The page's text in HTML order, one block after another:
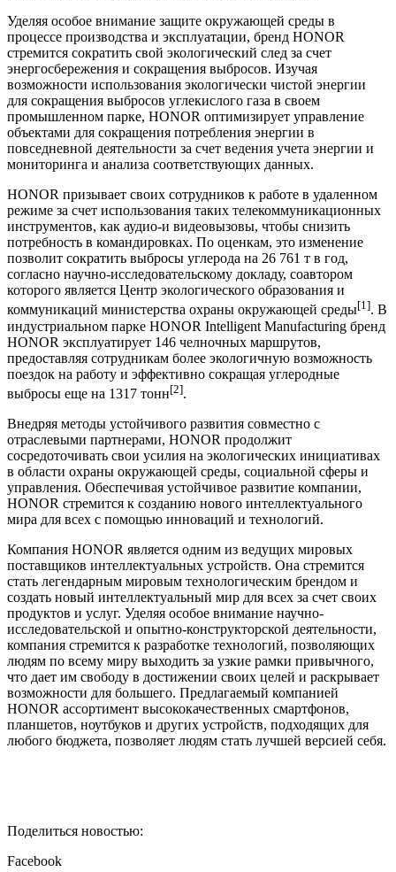
Уделяя особое внимание защите окружающей среды в
процессе производства и эксплуатации, бренд HONOR
стремится сократить свой экологический след за счет
энергосбережения и сокращения выбросов. Изучая
возможности использования экологически чистой энергии
для сокращения выбросов углекислого газа в своем
промышленном парке, HONOR оптимизирует управление
объектами для сокращения потребления энергии в
повседневной деятельности за счет ведения учета энергии и
мониторинга и анализа соответствующих данных.
HONOR призывает своих сотрудников к работе в удаленном
режиме за счет использования таких телекоммуникационных
инструментов, как аудио-и видеовызовы, чтобы снизить
потребность в командировках. По оценкам, это изменение
позволит сократить выбросы углерода на 26 761 т в год,
согласно научно-исследовательскому докладу, соавтором
которого является Центр экологического образования и
коммуникаций министерства охраны окружающей среды[1]. В
индустриальном парке HONOR Intelligent Manufacturing бренд
HONOR эксплуатирует 146 челночных маршрутов,
предоставляя сотрудникам более экологичную возможность
поездок на работу и эффективно сокращая углеродные
выбросы еще на 1317 тонн[2].
Внедряя методы устойчивого развития совместно с
отраслевыми партнерами, HONOR продолжит
сосредоточивать свои усилия на экологических инициативах
в области охраны окружающей среды, социальной сферы и
управления. Обеспечивая устойчивое развитие компании,
HONOR стремится к созданию нового интеллектуального
мира для всех с помощью инноваций и технологий.
Компания HONOR является одним из ведущих мировых
поставщиков интеллектуальных устройств. Она стремится
стать легендарным мировым технологическим брендом и
создать новый интеллектуальный мир для всех за счет своих
продуктов и услуг. Уделяя особое внимание научно-
исследовательской и опытно-конструкторской деятельности,
компания стремится к разработке технологий, позволяющих
людям по всему миру выходить за узкие рамки привычного,
что дает им свободу в достижении своих целей и раскрывает
возможности для большего. Предлагаемый компанией
HONOR ассортимент высококачественных смартфонов,
планшетов, ноутбуков и других устройств, подходящих для
любого бюджета, позволяет людям стать лучшей версией себя.
Поделиться новостью:
Facebook